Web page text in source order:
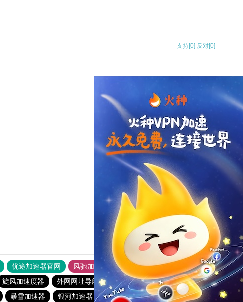
支持[0] 反对[0]
支持
支持[0] 反对[0]
支持[0] 反对[0]
优途加速器官网 风驰加速器
旋风加速器
旋风加速度器 外网网址导航 软件中心
纵云梯加速器
暴雪加速器 银河加速器 橘子加速器 vp(永久免费)加速器